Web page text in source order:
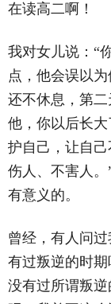
在读高二啊！
我对女儿说：“
点，他会误以
还不休息，第
他，你以后长
护自己，让自
伤人、不害人
有意义的。
曾经，有人问
有过叛逆的时
没有过所谓叛